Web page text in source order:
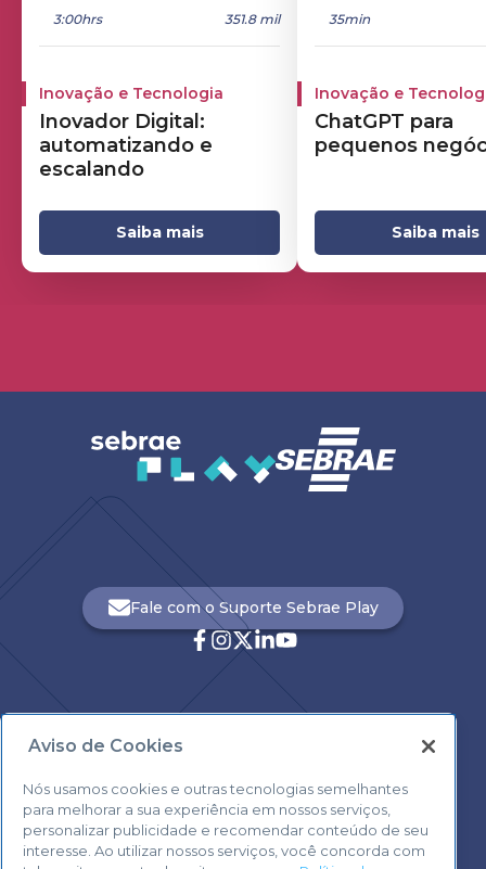
3:00hrs 351.8 mil
Inovação e Tecnologia
Inovador Digital:
automatizando e
escalando
Saiba mais
35min
Inovação e
ChatGPT para
pequenos
Saiba mais
0800 570 0800
Fale com o Suporte Sebrae Play
Aviso de Cookies
Nós usamos cookies e outras tecnologias semelhantes
para melhorar a sua experiência em nossos serviços,
personalizar publicidade e recomendar conteúdo de seu
interesse. Ao utilizar nossos serviços, você concorda com